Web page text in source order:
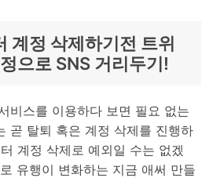
계정 삭제하기전 트위
으로 SNS 거리두기!
비스를 이용하다 보면 필요 없는
곧 탈퇴 혹은 계정 삭제를 진행하
계정 삭제로 예외일 수는 없겠
유행이 변화하는 지금 애써 만들